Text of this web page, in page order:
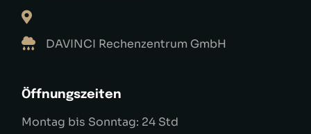
DAVINCI Rechenzentrum GmbH
Öffnungszeiten
Montag bis Sonntag: 24 Std